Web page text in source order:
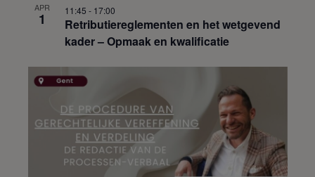
APR
1
Retributiereglementen en het wetgevend
kader – Opmaak en kwalificatie
11:45 - 17:00